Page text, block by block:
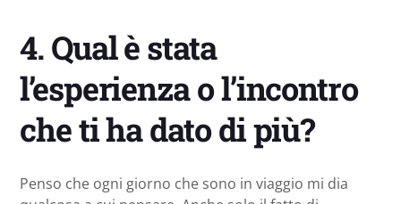
4.Qual è stata
l’esperienza o l’incontro
che ti ha dato di più?
Penso che ogni giorno che sono in viaggio mi dia